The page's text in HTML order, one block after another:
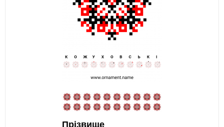
Прізвище